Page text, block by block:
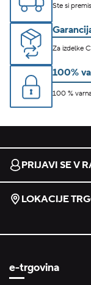
Ste si
Za izdelke
100%
100 %
PRIJAVI SE V
LOKACIJE
e-trgovina